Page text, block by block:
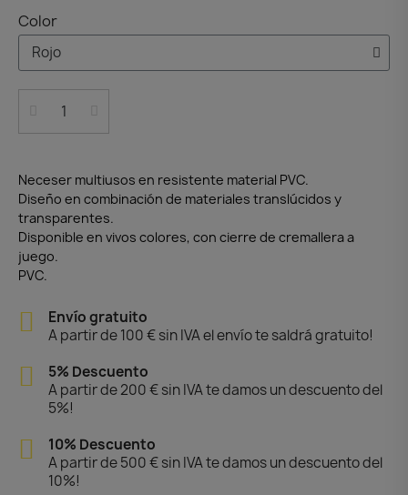
Color
Neceser multiusos en resistente material PVC.
Diseño en combinación de materiales translúcidos y
transparentes.
Disponible en vivos colores, con cierre de cremallera a
juego.
PVC.
Envío gratuito
A partir de 100 € sin IVA el envío te saldrá gratuito!
5% Descuento
A partir de 200 € sin IVA te damos un descuento del
5%!
10% Descuento
A partir de 500 € sin IVA te damos un descuento del
10%!